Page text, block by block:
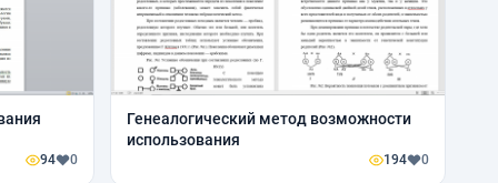
94 0
Генеалогический метод возможности
использования
194 0